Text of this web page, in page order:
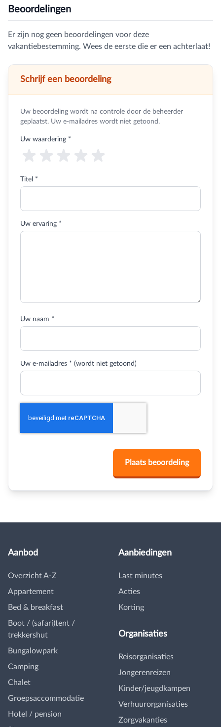
Beoordelingen
Er zijn nog geen beoordelingen voor deze
vakantiebestemming. Wees de eerste die er een achterlaat!
Schrijf een beoordeling
Uw beoordeling wordt na controle door de beheerder
geplaatst. Uw e-mailadres wordt niet getoond.
Uw waardering *
Titel *
Uw ervaring *
Uw naam *
Uw e-mailadres * (wordt niet getoond)
Aanbod
Overzicht A-Z
Appartement
Bed & breakfast
Boot / (safari)tent /
trekkershut
Bungalowpark
Camping
Chalet
Groepsaccommodatie
Hotel / pension
Aanbiedingen
Last minutes
Acties
Korting
Organisaties
Reisorganisaties
Jongerenreizen
Kinder/jeugdkampen
Verhuurorganisaties
Zorgvakanties